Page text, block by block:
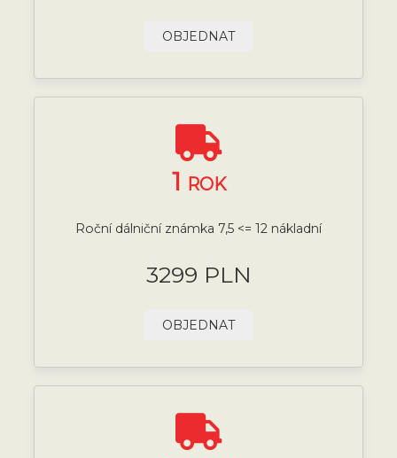
OBJEDNAT
1 ROK
Roční dálniční známka 7,5 <= 12 nákladní
3299 PLN
OBJEDNAT